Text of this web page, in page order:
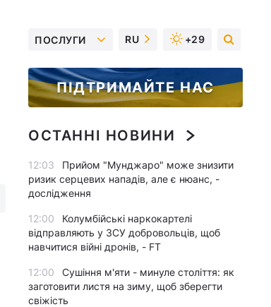
ПОСЛУГИ RU +29
ПІДТРИМАЙТЕ НАС
ОСТАННІ НОВИНИ
12:03
Прийом "Мунджаро" може знизити
ризик серцевих нападів, але є нюанс, -
дослідження
12:00
Колумбійські наркокартелі
відправляють у ЗСУ добровольців, щоб
навчитися війні дронів, - FT
12:00
Сушіння м'яти - минуле століття: як
заготовити листя на зиму, щоб зберегти
свіжість